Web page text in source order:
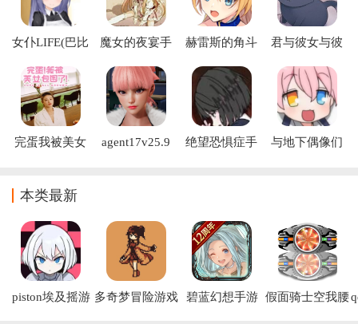
女仆LIFE(巴比
魔女的夜宴手
赫雷斯的角斗
(Jerez)
君与彼女与彼
(Totono)
完蛋我被美女
agent17v25.9
绝望恐惧症手
与地下偶像们
本类最新
piston埃及摇游 多奇梦冒险游戏
碧蓝幻想手游 假面骑士空我腰